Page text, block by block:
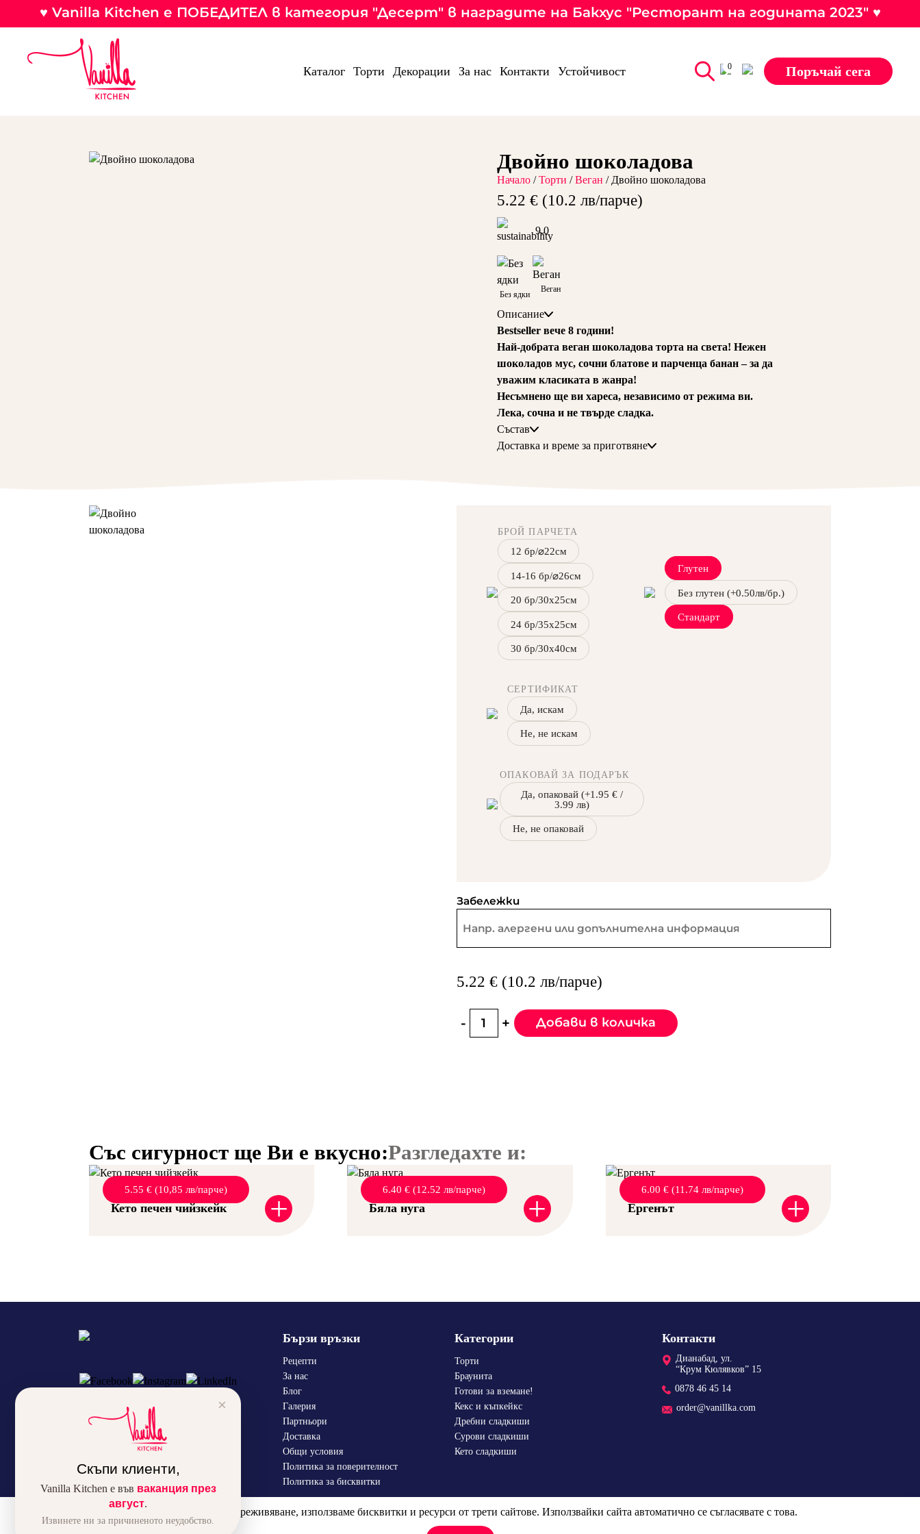
♥ Vanilla Kitchen е ПОБЕДИТЕЛ в категория "Десерт" в наградите на Бакхус "Ресторант на годината 2023" ♥
Каталог Торти Декорации За нас Контакти Устойчивост 0 Поръчай сега
Двойно шоколадова
Начало /Торти /Веган / Двойно шоколадова
5.22 € (10.2 лв/парче)
9,0
Без ядки
Веган
Описание
Bestseller вече 8 години!
Най-добрата веган шоколадова торта на света! Нежен
шоколадов мус, сочни блатове и парченца банан – за да
уважим класиката в жанра!
Несъмнено ще ви хареса, независимо от режима ви.
Лека, сочна и не твърде сладка.
Състав
Пълнозърнестопшеничнобрашно, какао, нерафинирана
Доставка и време за приготвяне
Срок на годност: 7-10 дни.
Тортата е най-вкусна 4 дни след направата й.
БРОЙ ПАРЧЕТА
12 бр/⌀22см
14-16 бр/⌀26см
20 бр/30х25см
24 бр/35х25см
30 бр/30x40см
Глутен
Без глутен (+0.50лв/бр.)
Стандарт
СЕРТИФИКАТ
Да, искам
Не, не искам
ОПАКОВАЙ ЗА ПОДАРЪК
Да, опаковай (+1.95 € /
3.99 лв)
Не, не опаковай
Забележки
5.22 € (10.2 лв/парче)
- + Добави в количка
Със сигурност ще Ви е вкусно:Разгледахте и:
Кето печен чийзкейк +
5.55 € (10,85 лв/парче)
Бяла нуга +
6.40 € (12.52 лв/парче)
Ергенът +
6.00 € (11.74 лв/парче)
Бързи връзки
Рецепти
За нас
Блог
Галерия
Партньори
Доставка
Общи условия
Политика за поверителност
Политика за бисквитки
Категории
Торти
Браунита
Готови за вземане!
Кекс и къпкейкс
Дребни сладкиши
Сурови сладкиши
Кето сладкиши
Контакти
Дианабад, ул.
“Крум Кюлявков” 15
0878 46 45 14
order@vanillka.com
Vanilla Kitchen © 2026
×
Скъпи клиенти,
Vanilla Kitchen е във ваканция през
август.
Извинете ни за причиненото неудобство.
За да подобрим вашето преживяване, използваме бисквитки и ресурси от трети сайтове. Използвайки сайта автоматично се съгласявате с това.